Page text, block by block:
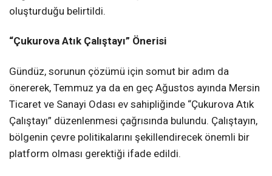
oluşturduğu belirtildi.
“Çukurova Atık Çalıştayı” Önerisi
Gündüz, sorunun çözümü için somut bir adım da
önererek, Temmuz ya da en geç Ağustos ayında Mersin
Ticaret ve Sanayi Odası ev sahipliğinde “Çukurova Atık
Çalıştayı” düzenlenmesi çağrısında bulundu. Çalıştayın,
bölgenin çevre politikalarını şekillendirecek önemli bir
platform olması gerektiği ifade edildi.